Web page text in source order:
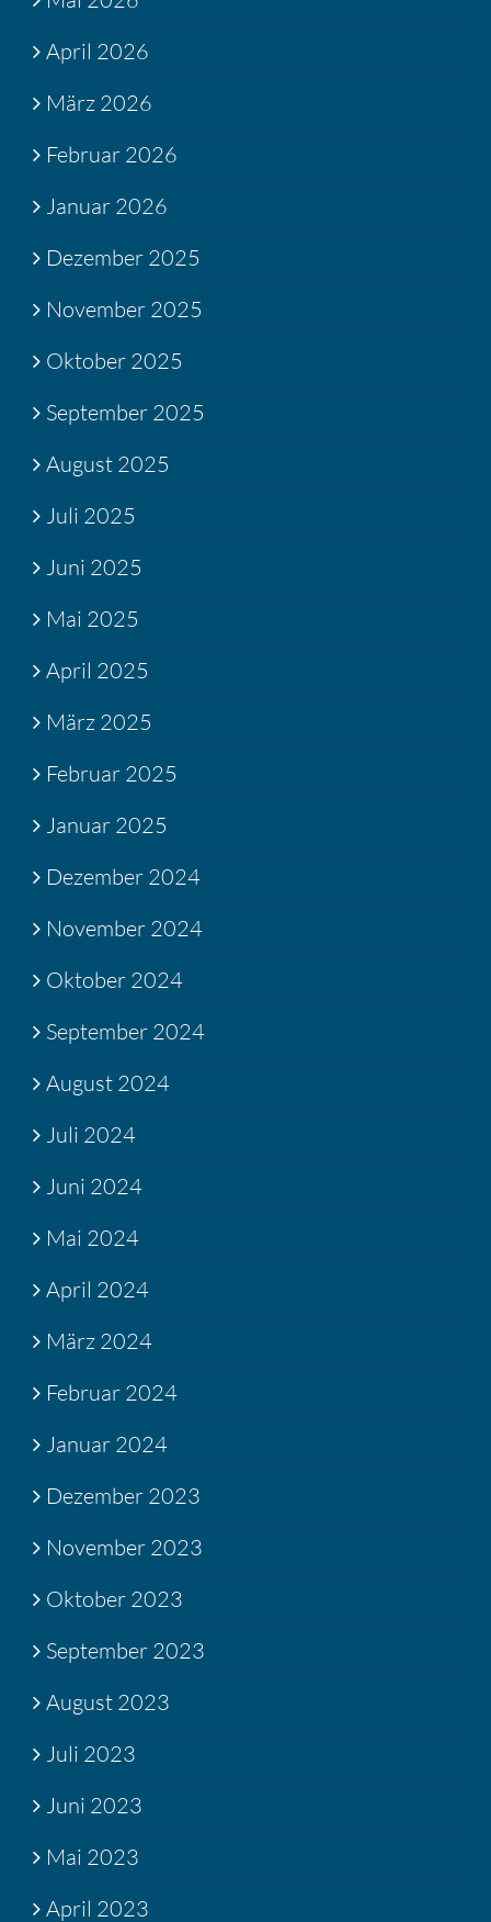
April 2026
März 2026
Februar 2026
Januar 2026
Dezember 2025
November 2025
Oktober 2025
September 2025
August 2025
Juli 2025
Juni 2025
Mai 2025
April 2025
März 2025
Februar 2025
Januar 2025
Dezember 2024
November 2024
Oktober 2024
September 2024
August 2024
Juli 2024
Juni 2024
Mai 2024
April 2024
März 2024
Februar 2024
Januar 2024
Dezember 2023
November 2023
Oktober 2023
September 2023
August 2023
Juli 2023
Juni 2023
Mai 2023
April 2023